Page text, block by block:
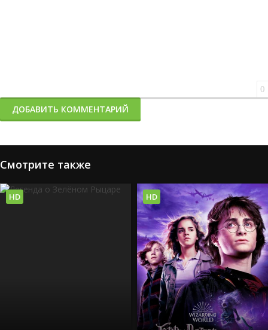
0
ДОБАВИТЬ КОММЕНТАРИЙ
Смотрите также
HD HD